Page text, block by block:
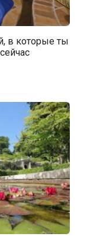
в которые ты